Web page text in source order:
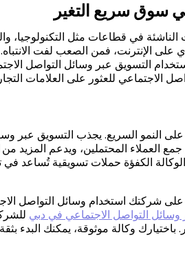
سوق سريع التغير
في قطاعات مثل التكنولوجيا،
على الإنترنت، فمن الصعب لفت
استخدام التسويق عبر وسائل التواصل
الاجتماعي للعثور على العلامات
النمو السريع. يجذب التسويق عبر
العملاء المحتملين، ويدعم المزيد
الكفؤة حملات تسويقية تُساعد في
شركتك استخدام وسائل التواصل
التواصل الاجتماعي في دبي
باختيارك وكالة موثوقة، يمكنك البدء